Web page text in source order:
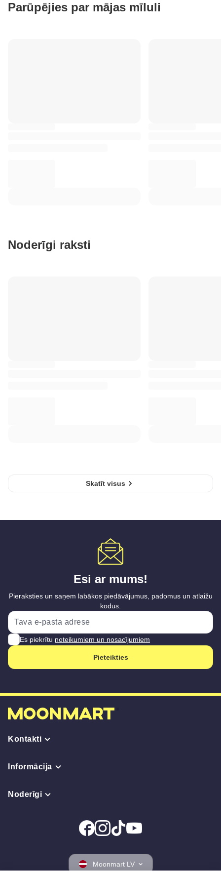
Parūpējies par mājas mīluli
Noderīgi raksti
Skatīt visus
Esi ar mums!
Pieraksties un saņem labākos piedāvājumus, padomus un atlaižu
kodus.
Es piekrītu noteikumiem un nosacījumiem
Pieteikties
Kontakti
Informācija
Noderīgi
Moonmart LV